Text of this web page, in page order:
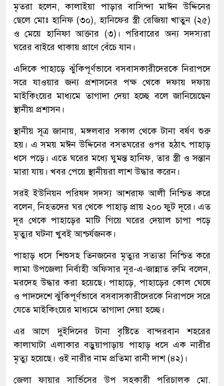
মৃতরা হলেন, কালাইয়া পাড়ার বাসিন্দা মাঈন উদ্দিনের
ছেলে মোঃ হানিফ (৩০), হানিফের স্ত্রী রেজিয়া খাতুন (২৫)
ও মেয়ে হানিফা আক্তার (৩)। পরিবারের অন্য সদস্যরা
ঘরের বাইরে থাকায় প্রাণে বেঁচে যান।
এদিকে পাহাড়ে ঝুঁকিপূর্ণভাবে বসবাসকারীদেরকে নিরাপদে
সরে যাওয়ার জন্য প্রশাসনের পক্ষ থেকে দফায় দফায়
মাইকিংয়ের মাধ্যমে তাগাদা দেয়া হচ্ছে বলে জানিয়েছেন
স্থানীয় প্রশাসন।
স্থানীয় সূত্র জানায়, মঙ্গলবার সকাল থেকে টানা বর্ষণ শুরু
হয়। এ সময় মঈন উদ্দিনের বসতঘরের ওপর হঠাৎ পাহাড়
ধসে পড়ে। এতে ঘরের মধ্যে ঘুমন্ত হানিফ, তার স্ত্রী ও সন্তান
মারা যায়। খবর পেয়ে স্থানীয়রা লাশ উদ্ধার করেন।
সরই ইউনিয়ন পরিষদ সদস্য আশরাফ আলী নিশ্চিত করে
বলেন, নিহতদের ঘর থেকে পাহাড় প্রায় ২০০ ফুট দূরে। এত
দূর থেকে পাহাড়ের মাটি গিয়ে ঘরের দেয়াল চাপা পড়ে
মৃত্যুর ঘটনা খুবই আশ্চর্যজনক।
পাহাড় ধসে শিশুসহ তিনজনের মৃত্যুর সত্যতা নিশ্চিত করে
লামা উপজেলা নির্বাহী অফিসার নূর-এ-জান্নাত রুমি বলেন,
মরদেহ উদ্ধার করা হয়েছে। পাহাড়ে, পাহাড়ের কোল ঘেষে
ও পাদদেশে ঝুঁকিপূর্ণভাবে বসবাসকারীদেরকে নিরাপদে সরে
যেতে মাইকিংয়ের মাধ্যমে তাগাদা দেয়া হচ্ছে।
এর আগে দুইদিনের টানা বৃষ্টিতে বান্দরবান শহরের
কালাঘাটা এলাকার বড়ুয়াপাড়ায় পাহাড় ধসে এক নারীর
মৃত্যু হয়েছে। ওই নারীর নাম প্রতিমা রানী দাশ (৪২)।
জেলা ফায়ার সার্ভিসের উপ সহকারী পরিচালক মো.